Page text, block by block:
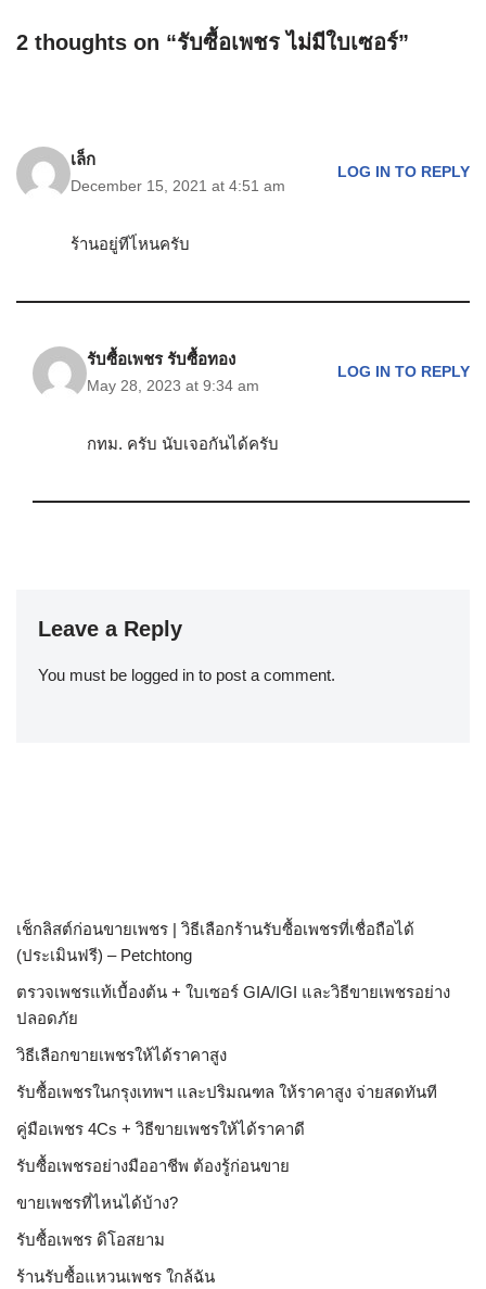
2 thoughts on “รับซื้อเพชร ไม่มีใบเซอร์”
เล็ก
December 15, 2021 at 4:51 am
LOG IN TO REPLY
ร้านอยู่ทีไ่หนครับ
รับซื้อเพชร รับซื้อทอง
May 28, 2023 at 9:34 am
LOG IN TO REPLY
กทม. ครับ นับเจอกันได้ครับ
Leave a Reply
You must be logged in to post a comment.
เช็กลิสต์ก่อนขายเพชร | วิธีเลือกร้านรับซื้อเพชรที่เชื่อถือได้
(ประเมินฟรี) – Petchtong
ตรวจเพชรแท้เบื้องต้น + ใบเซอร์ GIA/IGI และวิธีขายเพชรอย่าง
ปลอดภัย
วิธีเลือกขายเพชรให้ได้ราคาสูง
รับซื้อเพชรในกรุงเทพฯ และปริมณฑล ให้ราคาสูง จ่ายสดทันที
คู่มือเพชร 4Cs + วิธีขายเพชรให้ได้ราคาดี
รับซื้อเพชรอย่างมืออาชีพ ต้องรู้ก่อนขาย
ขายเพชรที่ไหนได้บ้าง?
รับซื้อเพชร ดิโอสยาม
ร้านรับซื้อแหวนเพชร ใกล้ฉัน